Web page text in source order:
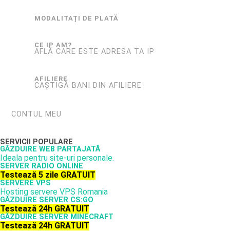
MODALITAȚI DE PLATĂ
CE IP AM?
AFLĂ CARE ESTE ADRESA TA IP
AFILIERE
CAȘTIGĂ BANI DIN AFILIERE
CONTUL MEU
SERVICII POPULARE
GĂZDUIRE WEB PARTAJATĂ
Ideala pentru site-uri personale.
SERVER RADIO ONLINE
Testează 5 zile GRATUIT
SERVERE VPS
Hosting servere VPS Romania
GĂZDUIRE SERVER CS:GO
Testează 24h GRATUIT
GĂZDUIRE SERVER MINECRAFT
Testează 24h GRATUIT